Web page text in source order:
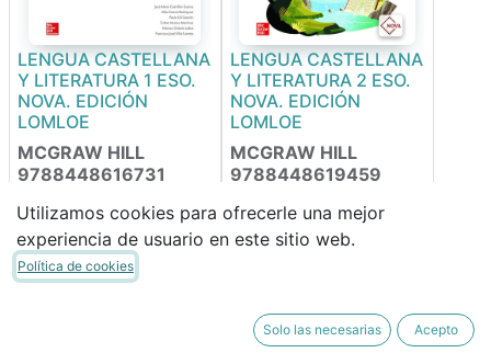
LENGUA CASTELLANA
Y LITERATURA 1 ESO.
NOVA. EDICIÓN
LOMLOE
MCGRAW HILL
9788448616731
52,50 €
44,63
LENGUA CASTELLANA
Y LITERATURA 2 ESO.
NOVA. EDICIÓN
LOMLOE
MCGRAW HILL
9788448619459
52,50€
FORRABLE
Utilizamos cookies para ofrecerle una mejor
experiencia de usuario en este sitio web.
Política de cookies
Solo las necesarias Acepto